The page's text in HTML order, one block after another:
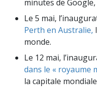
minutes de
Le 5 mai,
Perth en Australie,
monde.
Le 12 mai,
dans le « royaume
la capitale